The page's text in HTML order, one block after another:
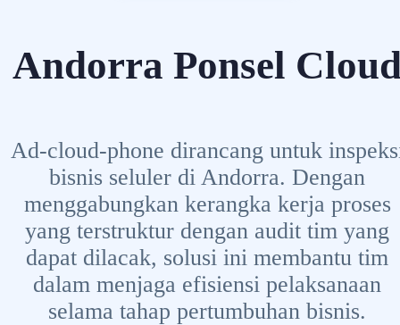
Andorra Ponsel
Ad-cloud-phone dirancang untuk
bisnis seluler di Andorra. Dengan
menggabungkan kerangka kerja proses
yang terstruktur dengan audit tim yang
dapat dilacak, solusi ini membantu tim
dalam menjaga efisiensi pelaksanaan
selama tahap pertumbuhan bisnis.